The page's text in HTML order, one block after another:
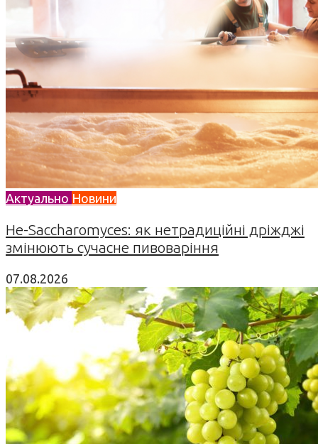
Актуально Новини
Не-Saccharomyces: як нетрадиційні дріжджі
змінюють сучасне пивоваріння
07.08.2026